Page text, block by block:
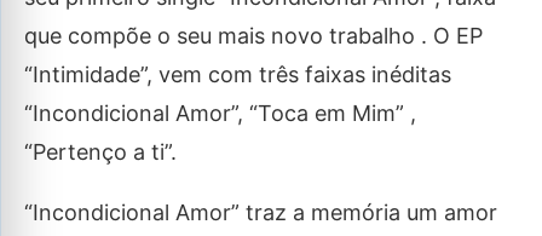
que compõe o seu mais novo trabalho . O EP
“Intimidade”, vem com três faixas inéditas
“Incondicional Amor”, “Toca em Mim” ,
“Pertenço a ti”.
“Incondicional Amor” traz a memória um amor